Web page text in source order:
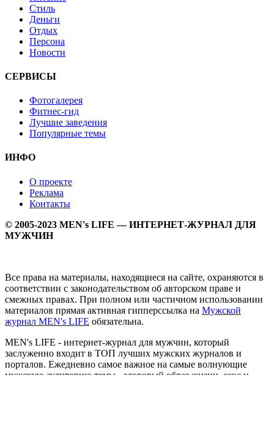
Стиль
Деньги
Отдых
Персона
Новости
СЕРВИСЫ
Фотогалерея
Фитнес-гид
Лучшие заведения
Популярные темы
ИНФО
О проекте
Реклама
Контакты
© 2005-2023 MEN's LIFE — ИНТЕРНЕТ-ЖУРНАЛ ДЛЯ
МУЖЧИН
Все права на материалы, находящиеся на сайте, охраняются в
соответствии с законодательством об авторском праве и
смежных правах. При полном или частичном использовании
материалов прямая активная гипперссылка на Мужской
журнал MEN's LIFE обязательна.
MEN's LIFE - интернет-журнал для мужчин, который
заслуженно входит в ТОП лучших мужских журналов и
порталов. Ежедневно самое важное на самые волнующие
мужскую аудиторию темы - здоровый образ жизни, секс и